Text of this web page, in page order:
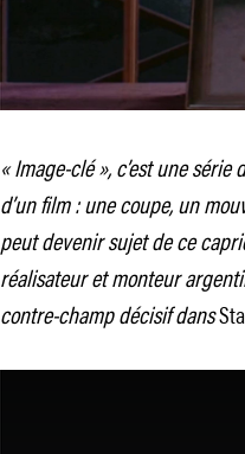
« Image-clé », c’est une
d’un film : une coupe, un
peut devenir sujet de ce
réalisateur et monteur
contre-champ décisif dans